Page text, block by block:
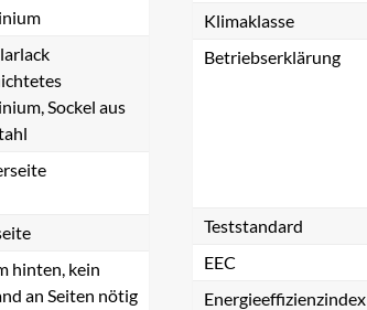
Sockel aus
hinten, kein
an Seiten nötig
Klimaklasse
Betriebserklärung
Teststandard
EEC
Energieeffizienzindex